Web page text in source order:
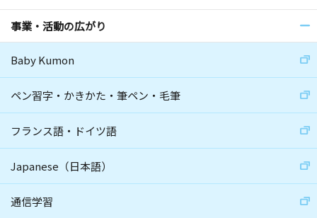
事業・活動の広がり
Baby Kumon
ペン習字・かきかた・筆ペン・毛筆
フランス語・ドイツ語
Japanese（日本語）
通信学習